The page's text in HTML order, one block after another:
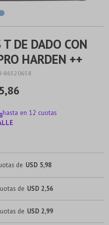
DE DADO CON
HARDEN ++
86520658
hasta en 12 cuotas
de USD 5,98
de USD 2,56
de USD 2,99